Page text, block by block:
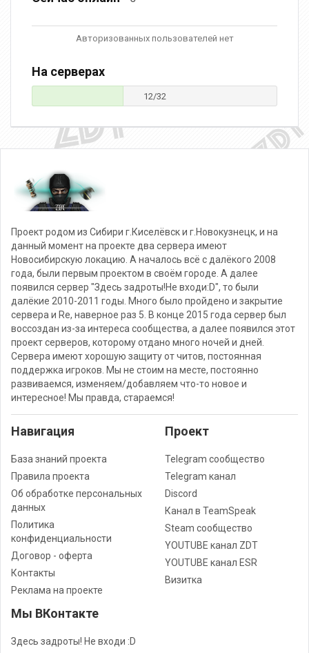
Авторизованных пользователей нет
На серверах
12/32
Проект родом из Сибири г.Киселёвск и г.Новокузнецк, и на
данный момент на проекте два сервера имеют
Новосибирскую локацию. А началось всё с далёкого 2008
года, были первым проектом в своём городе. А далее
появился сервер "Здесь задроты!Не входи:D", то были
далёкие 2010-2011 годы. Много было пройдено и закрытие
сервера и Re, наверное раз 5. В конце 2015 года сервер был
воссоздан из-за интереса сообщества, а далее появился этот
проект серверов, которому отдано много ночей и дней.
Сервера имеют хорошую защиту от читов, постоянная
поддержка игроков. Мы не стоим на месте, постоянно
развиваемся, изменяем/добавляем что-то новое и
интересное! Мы правда, стараемся!
Навигация
База знаний проекта
Правила проекта
Об обработке персональных
данных
Политика
конфиденциальности
Договор - оферта
Контакты
Реклама на проекте
Проект
Telegram сообщество
Telegram канал
Discord
Канал в TeamSpeak
Steam сообщество
YOUTUBE канал ZDT
YOUTUBE канал ESR
Визитка
Мы ВКонтакте
Здесь задроты! Не входи :D